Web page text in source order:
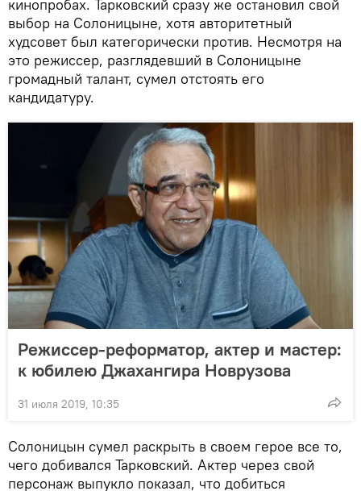
кинопробах. Тарковский сразу же остановил свой
выбор на Солоницыне, хотя авторитетный
худсовет был категорически против. Несмотря на
это режиссер, разглядевший в Солоницыне
громадный талант, сумел отстоять его
кандидатуру.
Режиссер-реформатор, актер и мастер:
к юбилею Джахангира Новрузова
31 июля 2019, 10:35
Солоницын сумел раскрыть в своем герое все то,
чего добивался Тарковский. Актер через свой
персонаж выпукло показал, что добиться